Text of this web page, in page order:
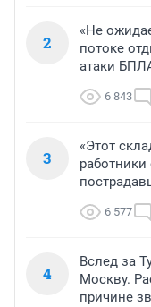
2
«Не
потоке
атаки
6 843
3
«Этот
6 577
4
Вслед за
Москву.
причине